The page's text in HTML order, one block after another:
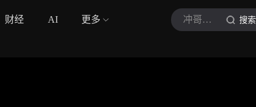
财经 AI 更多 冲哥瞰天下 搜索